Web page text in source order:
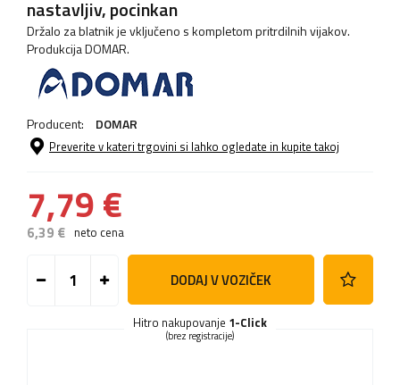
nastavljiv, pocinkan
Držalo za blatnik je vključeno s kompletom pritrdilnih vijakov.
Produkcija DOMAR.
Producent: DOMAR
Preverite v kateri trgovini si lahko ogledate in kupite takoj
7,79 €
6,39 € neto cena
DODAJ V VOZIČEK
Hitro nakupovanje 1-Click
(brez registracije)